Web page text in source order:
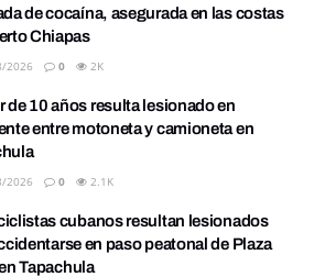
de cocaína, asegurada en las costas
Chiapas
2026 0 2K
de 10 años resulta lesionado en
entre motoneta y camioneta en
2026 0 2.1K
cubanos resultan lesionados
en paso peatonal de Plaza
Tapachula